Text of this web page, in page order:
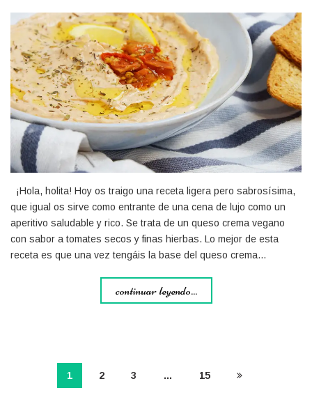
¡Hola, holita! Hoy os traigo una receta ligera pero sabrosísima,
que igual os sirve como entrante de una cena de lujo como un
aperitivo saludable y rico. Se trata de un queso crema vegano
con sabor a tomates secos y finas hierbas. Lo mejor de esta
receta es que una vez tengáis la base del queso crema…
continuar leyendo...
1 2 3 … 15